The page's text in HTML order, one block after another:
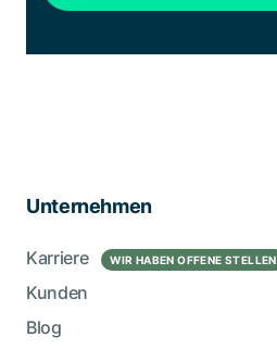
Unternehmen
Karriere WIR HABEN OFFENE STELLEN
Kunden
Blog